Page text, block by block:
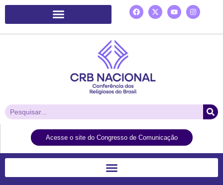
Acesse o site do Congresso de Comunicação